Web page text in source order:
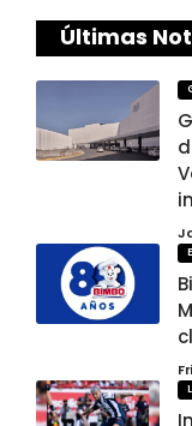
Últimas